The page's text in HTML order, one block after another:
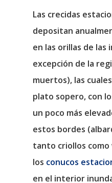
Las crecidas
depositan
en las orillas de las
excepción de la
muertos), las
plato sopero, con
un poco más
estos bordes
tanto criollos
los conucos
en el interior